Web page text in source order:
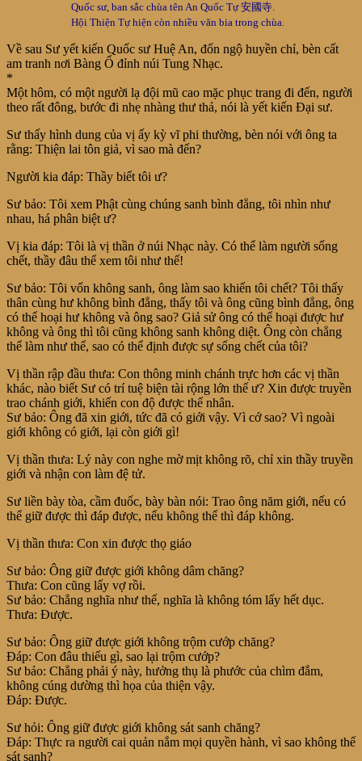
Quốc sư, ban sắc chùa tên An Quốc Tự 安國寺.
Hội Thiện Tự hiện còn nhiều văn bia trong chùa.
Về sau Sư yết kiến Quốc sư Huệ An, đốn ngộ huyền chỉ, bèn cất
am tranh nơi Bàng Ổ đỉnh núi Tung Nhạc.
*
Một hôm, có một người lạ đội mũ cao mặc phục trang đi đến, người
theo rất đông, bước đi nhẹ nhàng thư thả, nói là yết kiến Đại sư.
Sư thấy hình dung của vị ấy kỳ vĩ phi thường, bèn nói với ông ta
rằng: Thiện lai tôn giả, vì sao mà đến?
Người kia đáp: Thầy biết tôi ư?
Sư bảo: Tôi xem Phật cùng chúng sanh bình đẳng, tôi nhìn như
nhau, há phân biệt ư?
Vị kia đáp: Tôi là vị thần ở núi Nhạc này. Có thể làm người sống
chết, thầy đâu thể xem tôi như thế!
Sư bảo: Tôi vốn không sanh, ông làm sao khiến tôi chết? Tôi thấy
thân cùng hư không bình đẳng, thấy tôi và ông cũng bình đẳng, ông
có thể hoại hư không và ông sao? Giả sử ông có thể hoại được hư
không và ông thì tôi cũng không sanh không diệt. Ông còn chẳng
thể làm như thế, sao có thể định được sự sống chết của tôi?
Vị thần rập đầu thưa: Con thông minh chánh trực hơn các vị thần
khác, nào biết Sư có trí tuệ biện tài rộng lớn thế ư? Xin được truyền
trao chánh giới, khiến con độ được thế nhân.
Sư bảo: Ông đã xin giới, tức đã có giới vậy. Vì cớ sao? Vì ngoài
giới không có giới, lại còn giới gì!
Vị thần thưa: Lý này con nghe mờ mịt không rõ, chỉ xin thầy truyền
giới và nhận con làm đệ tử.
Sư liền bày tòa, cầm đuốc, bày bàn nói: Trao ông năm giới, nếu có
thể giữ được thì đáp được, nếu không thể thì đáp không.
Vị thần thưa: Con xin được thọ giáo
Sư bảo: Ông giữ được giới không dâm chăng?
Thưa: Con cũng lấy vợ rồi.
Sư bảo: Chẳng nghĩa như thế, nghĩa là không tóm lấy hết dục.
Thưa: Được.
Sư bảo: Ông giữ được giới không trộm cướp chăng?
Đáp: Con đâu thiếu gì, sao lại trộm cướp?
Sư bảo: Chẳng phải ý này, hưởng thụ là phước của chìm đắm,
không cúng dường thì họa của thiện vậy.
Đáp: Được.
Sư hỏi: Ông giữ được giới không sát sanh chăng?
Đáp: Thực ra người cai quản nắm mọi quyền hành, vì sao không thể
sát sanh?